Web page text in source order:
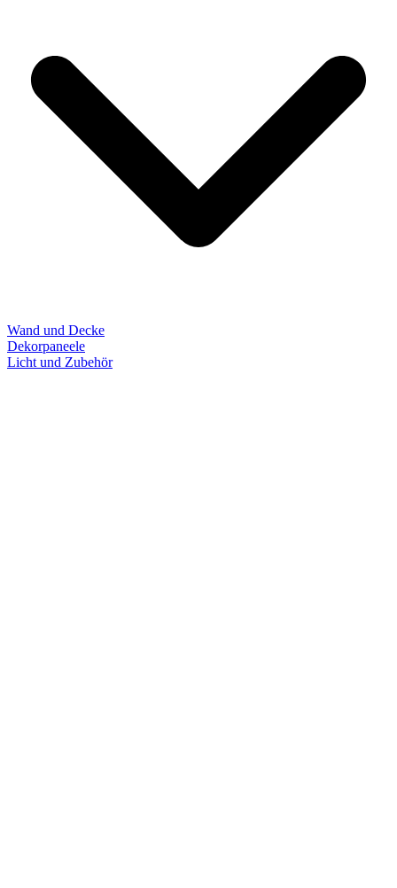
Wand und Decke
Dekorpaneele
Licht und Zubehör